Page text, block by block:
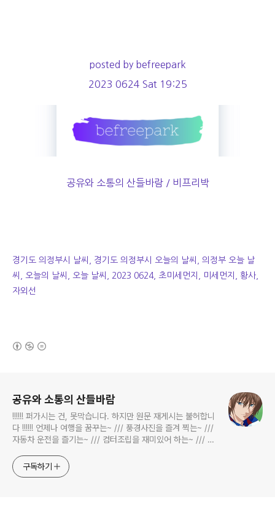
posted by befreepark
2023 0624 Sat 19:25
공유와 소통의 산들바람 / 비프리박
경기도 의정부시 날씨, 경기도 의정부시 오늘의 날씨, 의정부 오늘 날
씨, 오늘의 날씨, 오늘 날씨, 2023 0624, 초미세먼지, 미세먼지, 황사,
자외선
공유와 소통의 산들바람
!!!!!! 퍼가시는 건, 못막습니다. 하지만 원문 재게시는 불허합니
다 !!!!!! 언제나 여행을 꿈꾸는~ /// 풍경사진을 즐겨 찍는~ ///
자동차 운전을 즐기는~ /// 컴터조립을 재미있어 하는~ /// 고
식하는 미드가 있는~ /// 사회적 이슈에 발언하는~ 不老巨
구독하기